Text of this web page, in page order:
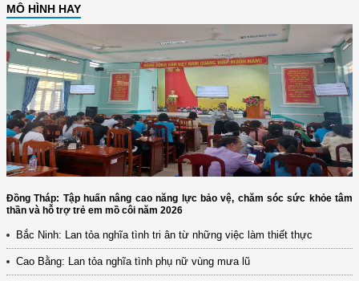
MÔ HÌNH HAY
Đồng Tháp: Tập huấn nâng cao năng lực bảo vệ, chăm sóc sức khỏe tâm
thần và hỗ trợ trẻ em mồ côi năm 2026
Bắc Ninh: Lan tỏa nghĩa tình tri ân từ những việc làm thiết thực
Cao Bằng: Lan tỏa nghĩa tình phụ nữ vùng mưa lũ